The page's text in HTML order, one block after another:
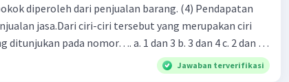
diperoleh dari penjualan barang. (4) Pendapatan
jasa.Dari ciri-ciri tersebut yang merupakan ciri
ditunjukan pada nomor…. a. 1 dan 3 b. 3 dan 4 c. 2 dan 3
Jawaban terverifikasi